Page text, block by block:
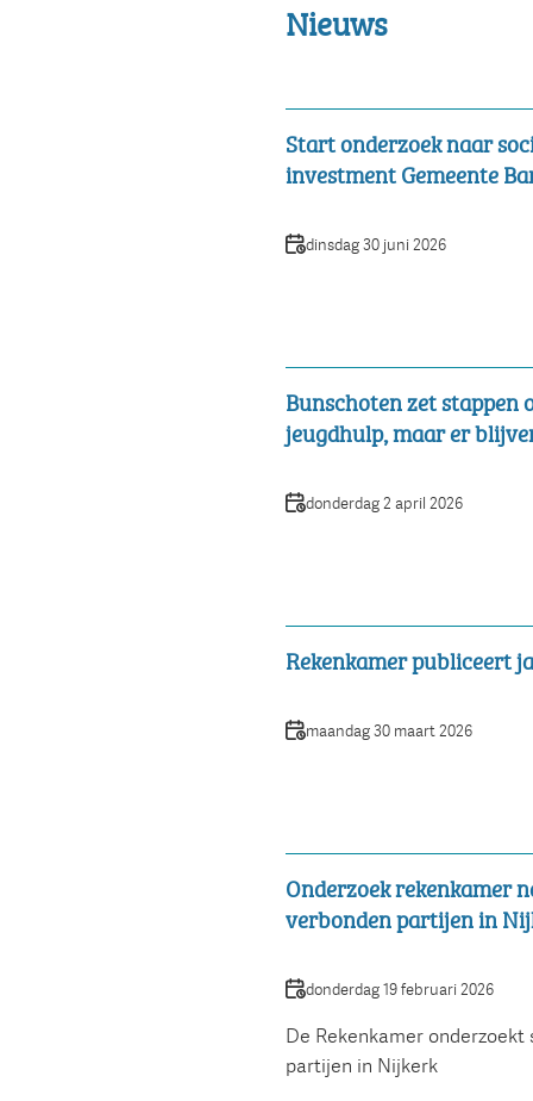
Nieuws
Start onderzoek naar
investment Gemeente
Datum
dinsdag 30 juni 2026
Bunschoten zet stappen
jeugdhulp, maar er
Datum
donderdag 2 april 2026
Rekenkamer publiceert
Datum
maandag 30 maart 2026
Onderzoek rekenkamer
verbonden partijen in
Datum
donderdag 19 februari 2026
De Rekenkamer
partijen in Nijkerk